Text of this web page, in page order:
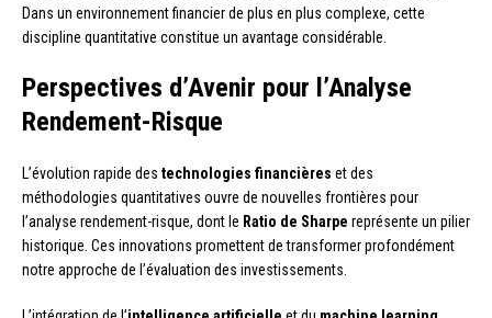
Dans un environnement financier de plus en plus complexe, cette
discipline quantitative constitue un avantage considérable.
Perspectives d’Avenir pour l’Analyse
Rendement-Risque
L’évolution rapide des technologies financières et des
méthodologies quantitatives ouvre de nouvelles frontières pour
l’analyse rendement-risque, dont le Ratio de Sharpe représente un pilier
historique. Ces innovations promettent de transformer profondément
notre approche de l’évaluation des investissements.